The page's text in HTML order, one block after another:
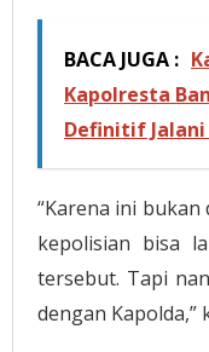
BACA JUGA :
Kapolresta
Definitif Jalani
“Karena ini
kepolisian bisa
tersebut. Tapi
dengan Kapolda,”